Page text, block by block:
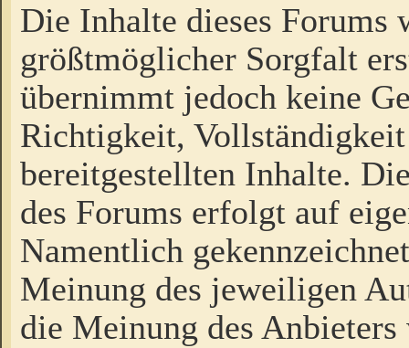
Die Inhalte dieses Forums
größtmöglicher Sorgfalt
übernimmt jedoch keine
Richtigkeit,
bereitgestellten Inhalte.
des Forums erfolgt auf
Namentlich
Meinung des jeweiligen
die Meinung des Anbieters